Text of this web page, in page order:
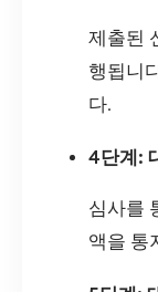
제출된
행됩니
다.
4단계:
심사를
액을 통